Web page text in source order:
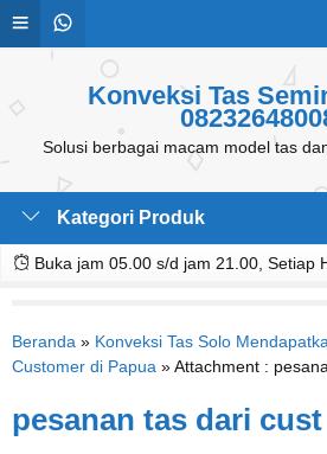
Konveksi Tas
Solusi berbagai macam model tas
Kategori Produk
Buka jam 05.00 s/d jam 21.00, Setiap
Beranda » Konveksi Tas Solo
Customer di Papua » Attachment :
pesanan tas dari